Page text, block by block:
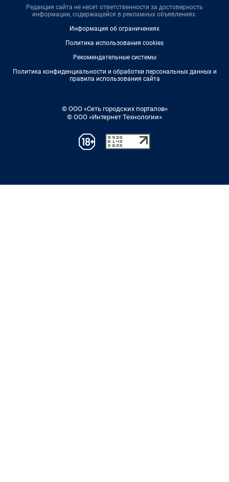
Редакция сайта не несет ответственности за достоверность
информации, содержащейся в рекламных объявлениях.
Информация об ограничениях
Политика использования cookies
Рекомендательные системы
Политика конфиденциальности и обработки персональных данных и
правила использования сайта
© ООО «Сеть городских порталов»
© ООО «Интернет Технологии»